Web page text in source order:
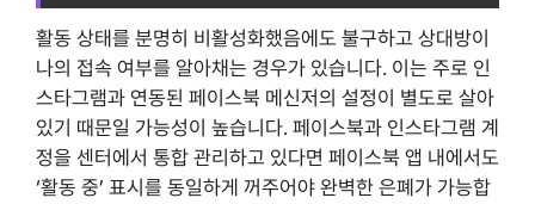
활동 상태를 분명히 비활성화했음에도 불구하고 상대방이
나의 접속 여부를 알아채는 경우가 있습니다. 이는 주로 인
스타그램과 연동된 페이스북 메신저의 설정이 별도로 살아
있기 때문일 가능성이 높습니다. 페이스북과 인스타그램 계
정을 센터에서 통합 관리하고 있다면 페이스북 앱 내에서도
‘활동 중’ 표시를 동일하게 꺼주어야 완벽한 은폐가 가능합